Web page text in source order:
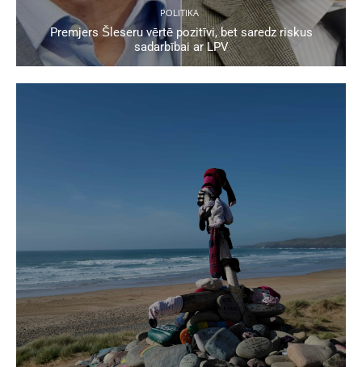
POLITIKA
Premjers Šleseru vērtē pozitīvi, bet saredz riskus
sadarbībai ar LPV